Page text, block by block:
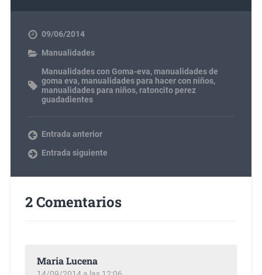
09/06/2014
Manualidades
Manualidades con Goma-eva, manualidades de
goma eva, manualidades para hacer con niños,
manualidades para niños, ratoncito perez
guadadientes
Entrada anterior
Entrada siguiente
2 Comentarios
Maria Lucena